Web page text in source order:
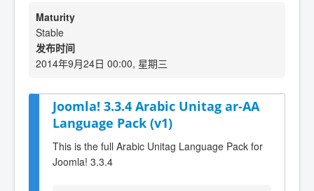
Maturity
Stable
发布时间
2014年9月24日 00:00, 星期三
Joomla! 3.3.4 Arabic Unitag ar-AA
Language Pack (v1)
This is the full Arabic Unitag Language Pack for
Joomla! 3.3.4